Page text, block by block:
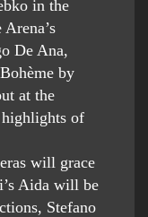
in the
De Ana,
by
at the
of
will grace
Aida will be
Stefano